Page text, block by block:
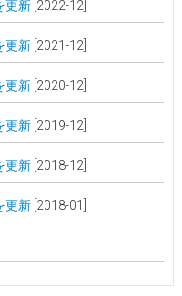
更新[2022-12]
更新[2021-12]
更新[2020-12]
更新[2019-12]
更新 [2018-12]
更新 [2018-01]